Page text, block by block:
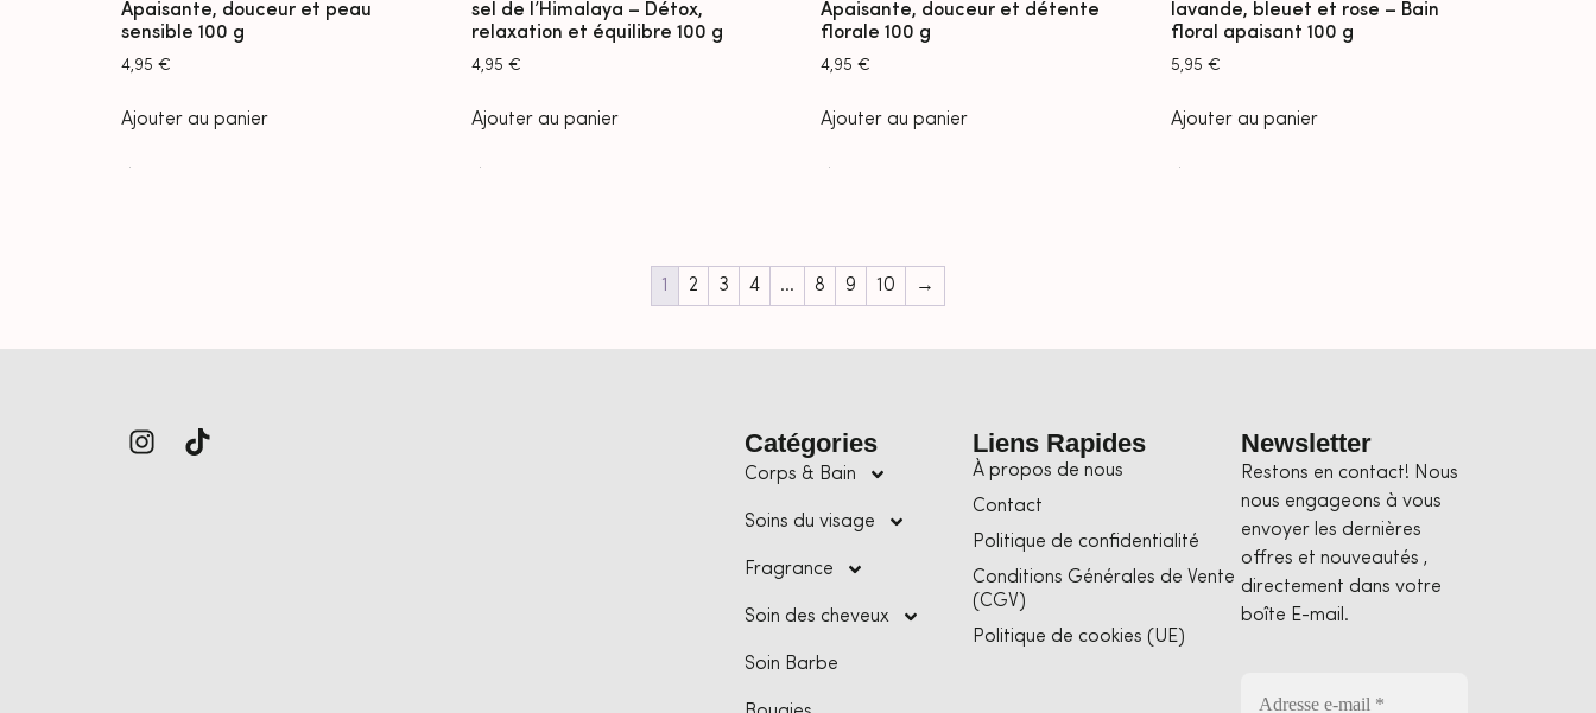
Apaisante, douceur et peau
sensible 100 g
4,95 €
Ajouter au panier
sel de l’Himalaya – Détox,
relaxation et équilibre 100 g
4,95 €
Ajouter au panier
Apaisante, douceur et détente
florale 100 g
4,95€
Ajouter au panier
lavande, bleuet et rose – Bain
floral apaisant 100 g
5,95€
Ajouter au panier
1 2 3 4 … 8 9 10 →
Catégories
Corps & Bain
Soins du visage
Fragrance
Soin des cheveux
Soin Barbe
Liens Rapides
À propos de nous
Contact
Politique de confidentialité
Conditions Générales de Vente
(CGV)
Politique de cookies (UE)
Newsletter
Restons en contact! Nous
nous engageons à vous
envoyer les dernières
offres et nouveautés ,
directement dans votre
boîte E-mail.